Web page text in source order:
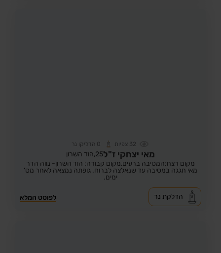
32 צפיות 0 הדליקו נר
מאי יצחקי ז"ל25, הוד השרון
מקום רצח:המסיבה ברעים,מקום קבורה: הוד השרון- נווה הדר
מאי חגגה במסיבה עד שנאלצה לברוח. גופתה נמצאה לאחר מס'
ימים.
לפוסט המלא הדלקת נר